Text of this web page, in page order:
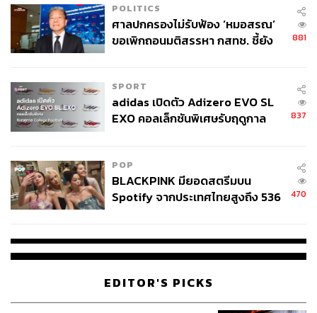
POLITICS
ศาลปกครองไม่รับฟ้อง ‘หมอสรณ’
ขอเพิกถอนมติสรรหา กสทช. ชี้ยัง
881
SPORT
adidas เปิดตัว Adizero EVO SL
EXO คอลเล็กชันพิเศษรับฤดูกาล
837
POP
BLACKPINK มียอดสตรีมบน
Spotify จากประเทศไทยสูงถึง 536
470
EDITOR'S PICKS